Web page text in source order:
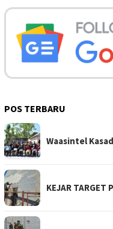
POS TERBARU
Waasintel
KEJAR TARGET